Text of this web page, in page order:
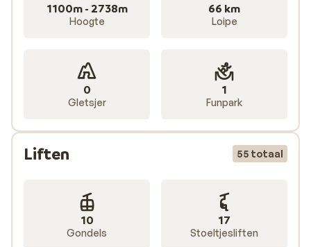
1100m - 2738m
Hoogte
66 km
Loipe
0
Gletsjer
1
Funpark
Liften 55 totaal
10
Gondels
17
Stoeltjesliften